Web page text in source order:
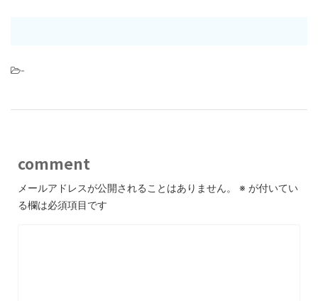
-
comment
メールアドレスが公開されることはありません。 ※ が付いてい
る欄は必須項目です